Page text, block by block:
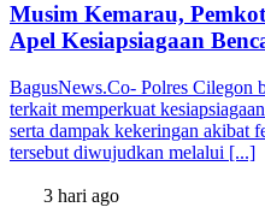
Musim Kemarau,
Apel Kesiapsiagaan
BagusNews.Co- Polres Cilegon
terkait memperkuat
serta dampak kekeringan akibat
tersebut diwujudkan melalui [...]
3 hari ago